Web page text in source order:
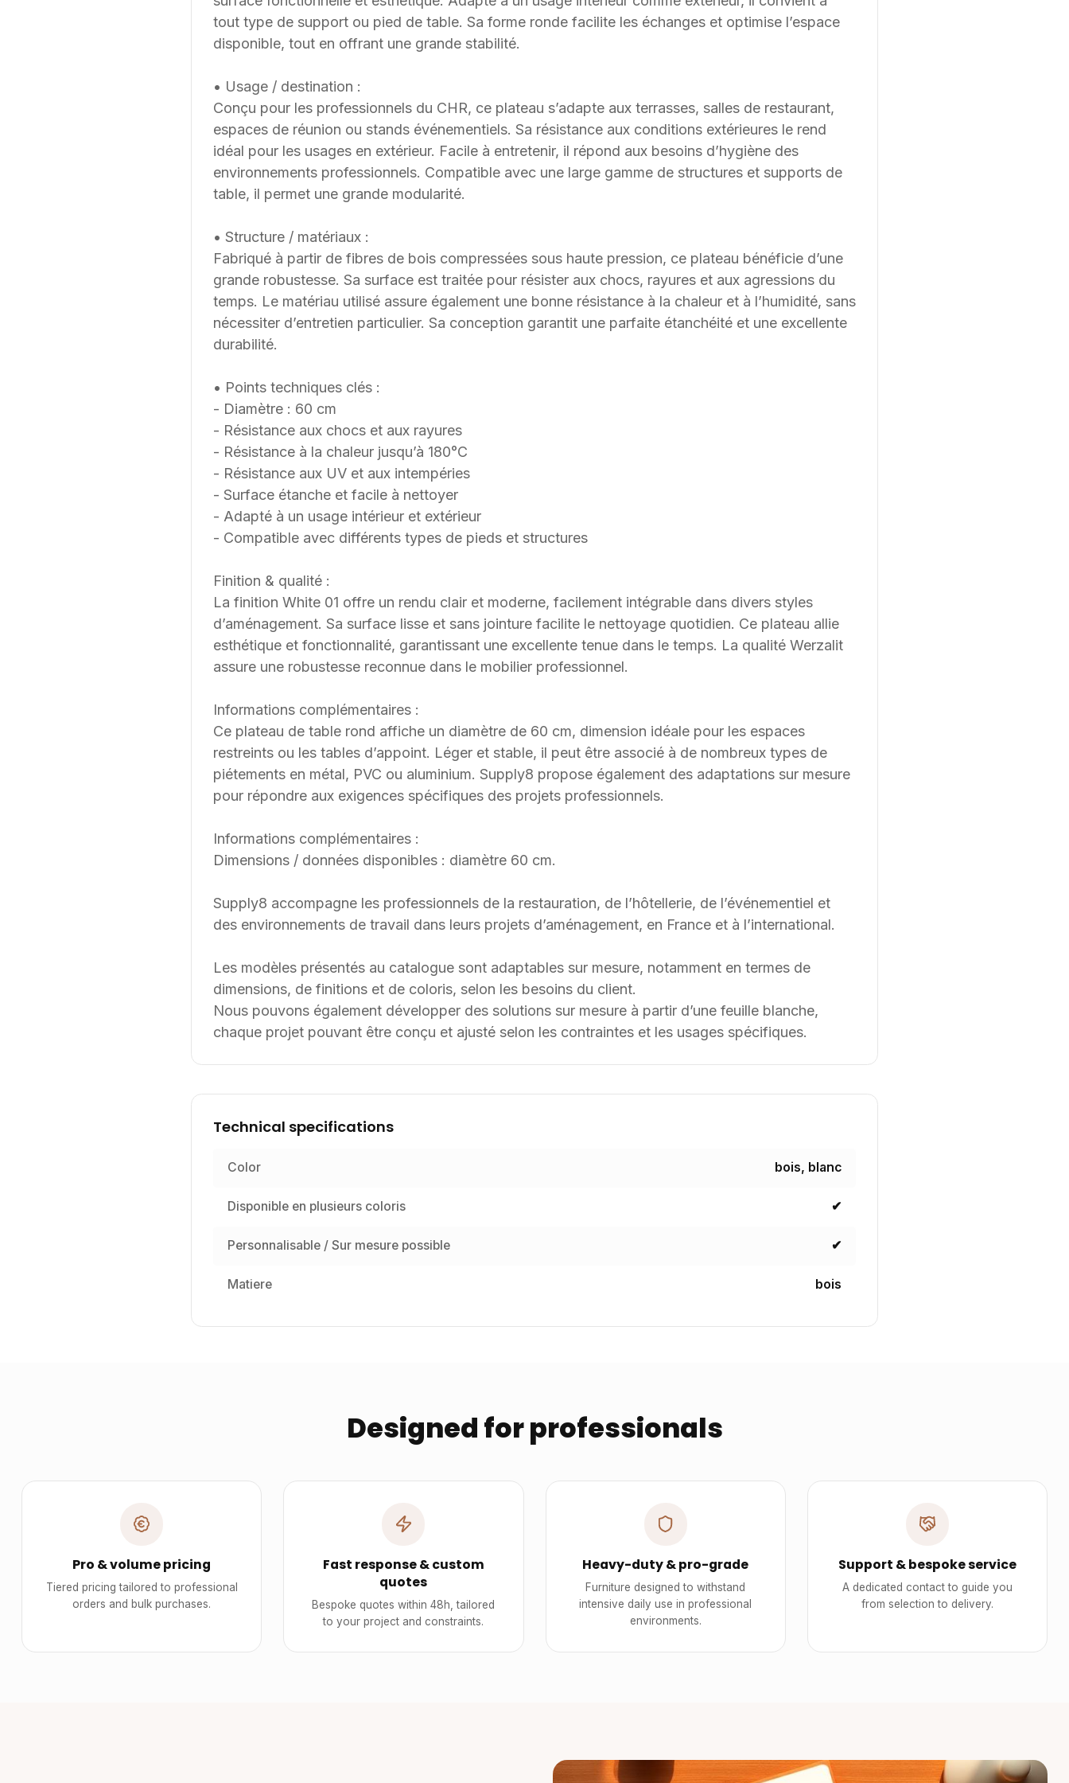
tout type de support ou pied de table. Sa forme ronde facilite les échanges et optimise l’espace
disponible, tout en offrant une grande stabilité.
• Usage / destination :
Conçu pour les professionnels du CHR, ce plateau s’adapte aux terrasses, salles de restaurant,
espaces de réunion ou stands événementiels. Sa résistance aux conditions extérieures le rend
idéal pour les usages en extérieur. Facile à entretenir, il répond aux besoins d’hygiène des
environnements professionnels. Compatible avec une large gamme de structures et supports de
table, il permet une grande modularité.
• Structure / matériaux :
Fabriqué à partir de fibres de bois compressées sous haute pression, ce plateau bénéficie d’une
grande robustesse. Sa surface est traitée pour résister aux chocs, rayures et aux agressions du
temps. Le matériau utilisé assure également une bonne résistance à la chaleur et à l’humidité, sans
nécessiter d’entretien particulier. Sa conception garantit une parfaite étanchéité et une excellente
durabilité.
• Points techniques clés :
- Diamètre : 60 cm
- Résistance aux chocs et aux rayures
- Résistance à la chaleur jusqu’à 180°C
- Résistance aux UV et aux intempéries
- Surface étanche et facile à nettoyer
- Adapté à un usage intérieur et extérieur
- Compatible avec différents types de pieds et structures
Finition & qualité :
La finition White 01 offre un rendu clair et moderne, facilement intégrable dans divers styles
d’aménagement. Sa surface lisse et sans jointure facilite le nettoyage quotidien. Ce plateau allie
esthétique et fonctionnalité, garantissant une excellente tenue dans le temps. La qualité Werzalit
assure une robustesse reconnue dans le mobilier professionnel.
Informations complémentaires :
Ce plateau de table rond affiche un diamètre de 60 cm, dimension idéale pour les espaces
restreints ou les tables d’appoint. Léger et stable, il peut être associé à de nombreux types de
piétements en métal, PVC ou aluminium. Supply8 propose également des adaptations sur mesure
pour répondre aux exigences spécifiques des projets professionnels.
Informations complémentaires :
Dimensions / données disponibles : diamètre 60 cm.
Supply8 accompagne les professionnels de la restauration, de l’hôtellerie, de l’événementiel et
des environnements de travail dans leurs projets d’aménagement, en France et à l’international.
Les modèles présentés au catalogue sont adaptables sur mesure, notamment en termes de
dimensions, de finitions et de coloris, selon les besoins du client.
Nous pouvons également développer des solutions sur mesure à partir d’une feuille blanche,
chaque projet pouvant être conçu et ajusté selon les contraintes et les usages spécifiques.
Technical specifications
Color bois, blanc
Disponible en plusieurs coloris ✔
Personnalisable / Sur mesure possible ✔
Matiere bois
Designed for professionals
Pro & volume pricing
Tiered pricing tailored to professional
orders and bulk purchases.
Fast response & custom
quotes
Bespoke quotes within 48h, tailored
to your project and constraints.
Heavy-duty & pro-grade
Furniture designed to withstand
intensive daily use in professional
environments.
Support & bespoke service
A dedicated contact to guide you
from selection to delivery.